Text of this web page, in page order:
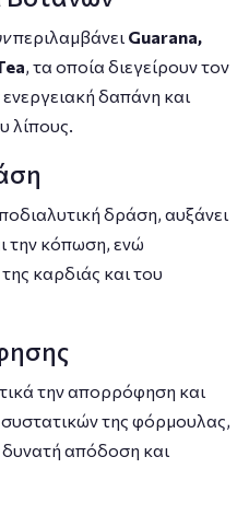
περιλαμβάνει Guarana,
, τα οποία διεγείρουν τον
δαπάνη και
λίπους.
δράση, αυξάνει
την κόπωση, ενώ
καρδιάς και του
την απορρόφηση και
της φόρμουλας,
δυνατή απόδοση και